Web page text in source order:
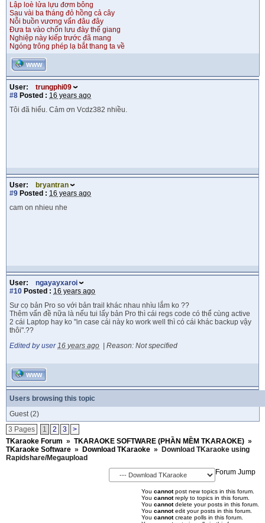
Lập loè lửa lựu đơm bông
Sau vài ba tháng đỏ hồng cả cây
Nỗi buồn vương vấn đâu đây
Đưa ta vào chốn lưu đày thế giang
Nghiệp này kiếp trước đã mang
Ngóng trông phép lạ bắt thang ta về
WWW
User:
trungphi09
#8 Posted : 16 years ago
Tôi đã hiểu. Cảm ơn Vcdz382 nhiều.
User:
bryantran
#9 Posted : 16 years ago
cam on nhieu nhe
User:
ngayayxaroi
#10 Posted : 16 years ago
Sư cọ bản Pro so với bản trail khác nhau nhìu lắm ko ??
Thêm vấn đề nữa là nếu tui lấy bản Pro thì cái regs code có thể cùng active
2 cái Laptop hay ko "in case cái này ko work well thì có cái khác backup vậy
thôi".??
Edited by user 16 years ago Reason: Not specified
WWW
Users browsing this topic
Guest(2)
3 Pages
1 2 3
>
TKaraoke Forum » TKARAOKE SOFTWARE (PHẦN MỀM TKARAOKE) »
TKaraoke Software » Download TKaraoke »
Download TKaraoke using
Rapidshare/Megaupload
Forum Jump
You cannotpost new topics in this forum.
You cannotreply to topics in this forum.
You cannotdelete your posts in this forum.
You cannotedit your posts in this forum.
You cannotcreate polls in this forum.